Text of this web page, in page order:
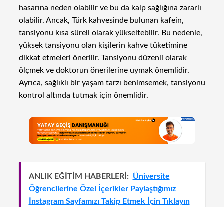
hasarına neden olabilir ve bu da kalp sağlığına zararlı
olabilir. Ancak, Türk kahvesinde bulunan kafein,
tansiyonu kısa süreli olarak yükseltebilir. Bu nedenle,
yüksek tansiyonu olan kişilerin kahve tüketimine
dikkat etmeleri önerilir. Tansiyonu düzenli olarak
ölçmek ve doktorun önerilerine uymak önemlidir.
Ayrıca, sağlıklı bir yaşam tarzı benimsemek, tansiyonu
kontrol altında tutmak için önemlidir.
ANLIK EĞİTİM HABERLERİ: Üniversite
Öğrencilerine Özel İçerikler Paylaştığımız
İnstagram Sayfamızı Takip Etmek İçin Tıklayın